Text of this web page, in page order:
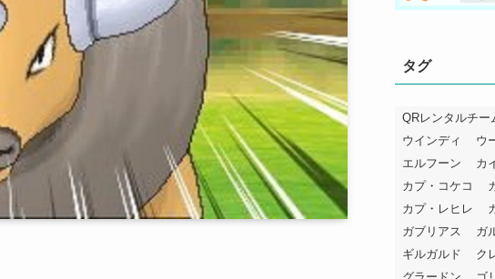
タグ
QRレンタルチー
ウインディ
ウ
エルフーン
カ
カプ・コケコ
カプ・レヒレ
ガブリアス
ガ
ギルガルド
ク